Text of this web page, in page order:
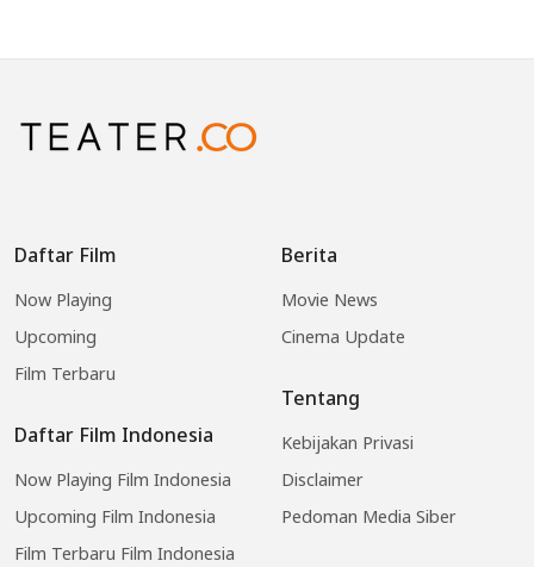
Daftar Film
Now Playing
Upcoming
Film Terbaru
Daftar Film Indonesia
Now Playing Film Indonesia
Upcoming Film Indonesia
Film Terbaru Film Indonesia
Berita
Movie News
Cinema Update
Tentang
Kebijakan Privasi
Disclaimer
Pedoman Media Siber